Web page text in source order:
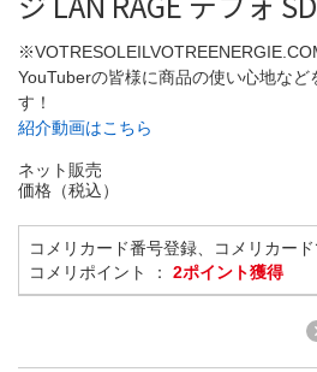
YouTuberの皆様に商品の使い心地など
す！
紹介動画はこちら
ネット販売
価格（税込）
コメリカード番号登録、コメリカー
コメリポイント ： 2ポイント獲得